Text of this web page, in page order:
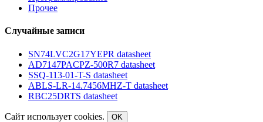
Прочее
Случайные записи
SN74LVC2G17YEPR datasheet
AD7147PACPZ-500R7 datasheet
SSQ-113-01-T-S datasheet
ABLS-LR-14.7456MHZ-T datasheet
RBC25DRTS datasheet
Сайт использует cookies.
OK